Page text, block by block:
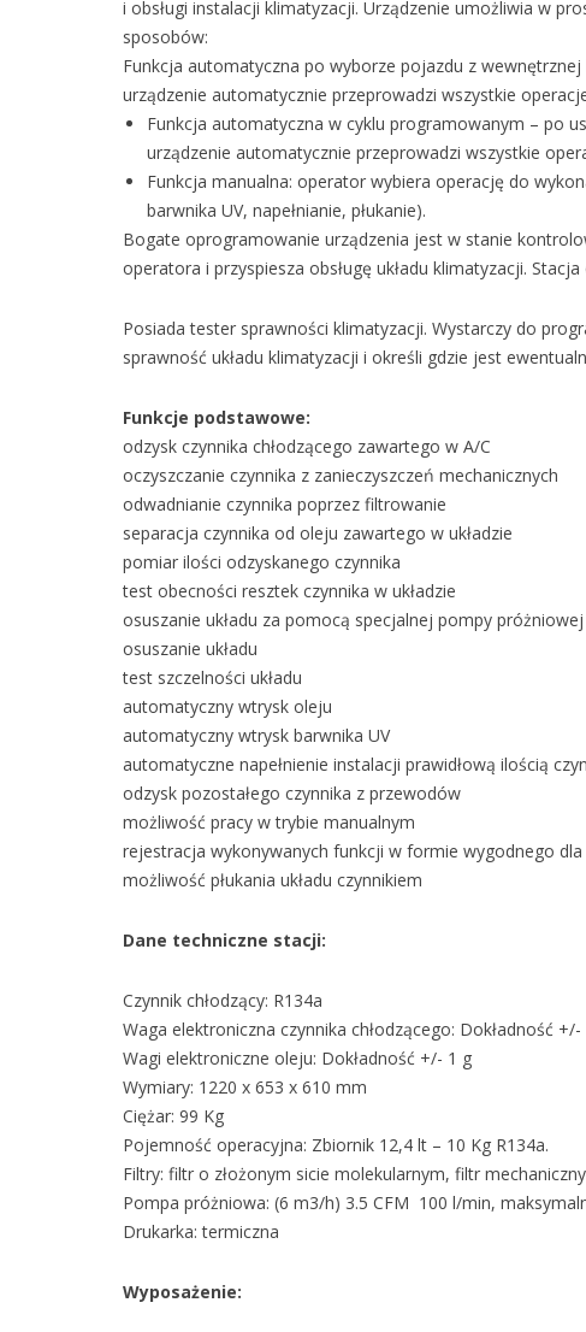
i obsługi instalacji klimatyzacji. Urządzenie umożliwia w
sposobów:
Funkcja automatyczna po wyborze pojazdu z
urządzenie automatycznie przeprowadzi wszystkie
Funkcja automatyczna w cyklu programowanym – po
urządzenie automatycznie przeprowadzi wszystkie
Funkcja manualna: operator wybiera operację do
barwnika UV, napełnianie, płukanie).
Bogate oprogramowanie urządzenia jest w stanie
operatora i przyspiesza obsługę układu klimatyzacji.
Posiada tester sprawności klimatyzacji. Wystarczy do
sprawność układu klimatyzacji i określi gdzie jest
Funkcje podstawowe:
odzysk czynnika chłodzącego zawartego w A/C
oczyszczanie czynnika z zanieczyszczeń mechanicznych
odwadnianie czynnika poprzez filtrowanie
separacja czynnika od oleju zawartego w układzie
pomiar ilości odzyskanego czynnika
test obecności resztek czynnika w układzie
osuszanie układu za pomocą specjalnej pompy próżniowej
osuszanie układu
test szczelności układu
automatyczny wtrysk oleju
automatyczny wtrysk barwnika UV
automatyczne napełnienie instalacji prawidłową ilością
odzysk pozostałego czynnika z przewodów
możliwość pracy w trybie manualnym
rejestracja wykonywanych funkcji w formie wygodnego dla
możliwość płukania układu czynnikiem
Dane techniczne stacji:
Czynnik chłodzący: R134a
Waga elektroniczna czynnika chłodzącego: Dokładność +/-
Wagi elektroniczne oleju: Dokładność +/- 1 g
Wymiary: 1220 x 653 x 610 mm
Ciężar: 99 Kg
Pojemność operacyjna: Zbiornik 12,4 lt – 10 Kg R134a.
Filtry: filtr o złożonym sicie molekularnym, filtr
Pompa próżniowa: (6 m3/h) 3.5 CFM 100 l/min,
Drukarka: termiczna
Wyposażenie: